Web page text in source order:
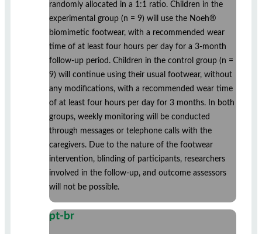
randomly allocated in a 1:1 ratio. Children in the
experimental group (n = 9) will use the Noeh®
biomimetic footwear, with a recommended wear
time of at least four hours per day for a 3-month
follow-up period. Children in the control group (n =
9) will continue using their usual footwear, without
any modifications, with a recommended wear time
of at least four hours per day for 3 months. In both
groups, weekly monitoring will be conducted
through messages or telephone calls with the
caregivers. Due to the nature of the footwear
intervention, blinding of participants, researchers
involved in the follow-up, and outcome assessors
will not be possible.
pt-br